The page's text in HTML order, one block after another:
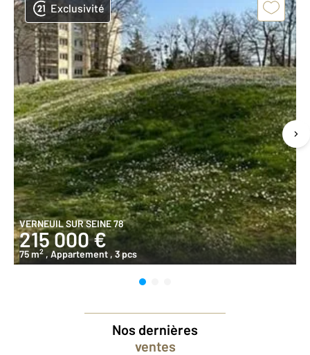
Exclusivité
VERNEUIL SUR SEINE 78
215 000 €
75 m2 , Appartement , 3 pcs
Nos dernières
ventes